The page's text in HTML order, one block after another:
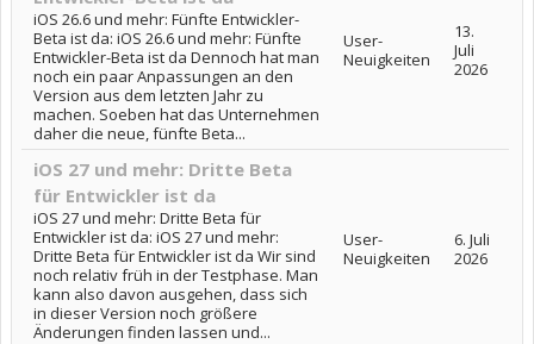
iOS 26.6 und mehr: Fünfte Entwickler-
Beta ist da: iOS 26.6 und mehr: Fünfte
Entwickler-Beta ist da Dennoch hat man
noch ein paar Anpassungen an den
Version aus dem letzten Jahr zu
machen. Soeben hat das Unternehmen
daher die neue, fünfte Beta...
User-
Neuigkeiten
13.
Juli
2026
iOS 27 und mehr: Dritte Beta
für Entwickler ist da
iOS 27 und mehr: Dritte Beta für
Entwickler ist da: iOS 27 und mehr:
Dritte Beta für Entwickler ist da Wir sind
noch relativ früh in der Testphase. Man
kann also davon ausgehen, dass sich
in dieser Version noch größere
Änderungen finden lassen und...
User-
Neuigkeiten
6. Juli
2026